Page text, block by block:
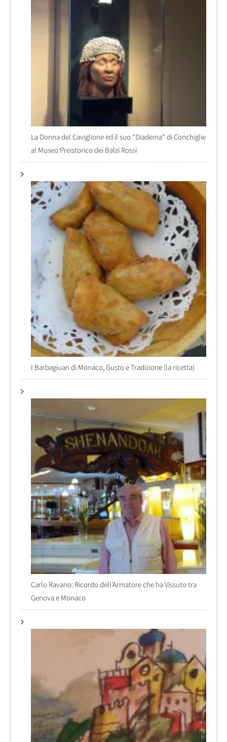
La Donna del Caviglione ed il suo “Diadema” di Conchiglie
al Museo Preistorico dei Balzi Rossi
I Barbagiuan di Monaco, Gusto e Tradizione (la ricetta)
Carlo Ravano: Ricordo dell’Armatore che ha Vissuto tra
Genova e Monaco